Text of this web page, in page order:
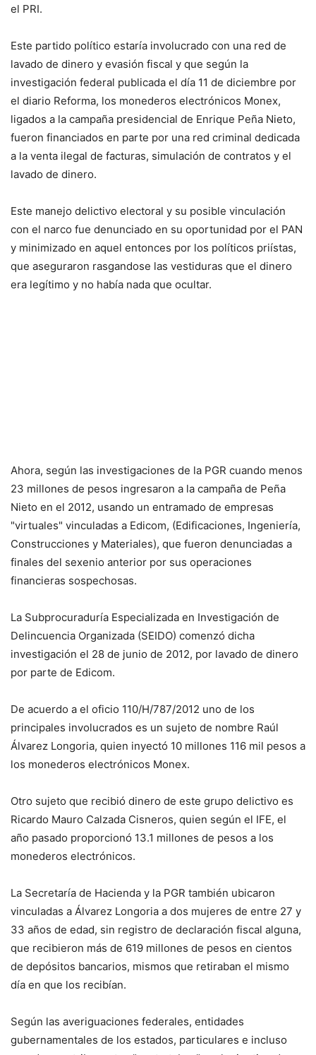
el PRI.
Este partido político estaría involucrado con una red de
lavado de dinero y evasión fiscal y que según la
investigación federal publicada el día 11 de diciembre por
el diario Reforma, los monederos electrónicos Monex,
ligados a la campaña presidencial de Enrique Peña Nieto,
fueron financiados en parte por una red criminal dedicada
a la venta ilegal de facturas, simulación de contratos y el
lavado de dinero.
Este manejo delictivo electoral y su posible vinculación
con el narco fue denunciado en su oportunidad por el PAN
y minimizado en aquel entonces por los políticos priístas,
que aseguraron rasgandose las vestiduras que el dinero
era legítimo y no había nada que ocultar.
Ahora, según las investigaciones de la PGR cuando menos
23 millones de pesos ingresaron a la campaña de Peña
Nieto en el 2012, usando un entramado de empresas
"virtuales" vinculadas a Edicom, (Edificaciones, Ingeniería,
Construcciones y Materiales), que fueron denunciadas a
finales del sexenio anterior por sus operaciones
financieras sospechosas.
La Subprocuraduría Especializada en Investigación de
Delincuencia Organizada (SEIDO) comenzó dicha
investigación el 28 de junio de 2012, por lavado de dinero
por parte de Edicom.
De acuerdo a el oficio 110/H/787/2012 uno de los
principales involucrados es un sujeto de nombre Raúl
Álvarez Longoria, quien inyectó 10 millones 116 mil pesos a
los monederos electrónicos Monex.
Otro sujeto que recibió dinero de este grupo delictivo es
Ricardo Mauro Calzada Cisneros, quien según el IFE, el
año pasado proporcionó 13.1 millones de pesos a los
monederos electrónicos.
La Secretaría de Hacienda y la PGR también ubicaron
vinculadas a Álvarez Longoria a dos mujeres de entre 27 y
33 años de edad, sin registro de declaración fiscal alguna,
que recibieron más de 619 millones de pesos en cientos
de depósitos bancarios, mismos que retiraban el mismo
día en que los recibían.
Según las averiguaciones federales, entidades
gubernamentales de los estados, particulares e incluso